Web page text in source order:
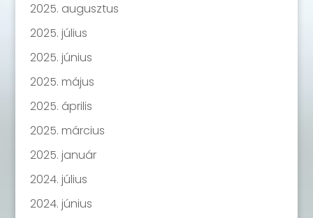
2025. augusztus
2025. július
2025. június
2025. május
2025. április
2025. március
2025. január
2024. július
2024. június